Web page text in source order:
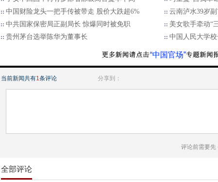
中国财险龙头一把手传被带走 股价大跌超6%
云南泸水39岁
中共国家保密局正副局长 惊爆同时被免职
美女歌手牵动“
贵州茅台选举陈华为董事长
中国人民大学
“中国官场”
当前新闻共有1条评论 分享到：
评论前需要先
全部评论